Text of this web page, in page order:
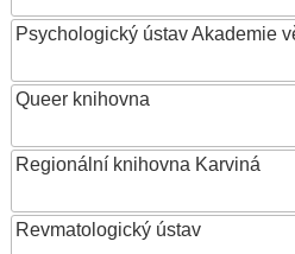
Psychologický ústav Akademie
Queer knihovna
Regionální knihovna Karviná
Revmatologický ústav